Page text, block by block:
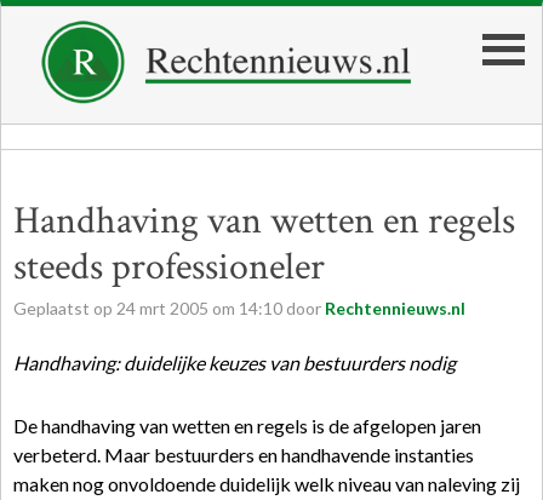
Handhaving van wetten en regels
steeds professioneler
Geplaatst op 24mrt 2005 om 14:10 door Rechtennieuws.nl
Handhaving: duidelijke keuzes van bestuurders nodig
De handhaving van wetten en regels is de afgelopen jaren
verbeterd. Maar bestuurders en handhavende instanties
maken nog onvoldoende duidelijk welk niveau van naleving zij